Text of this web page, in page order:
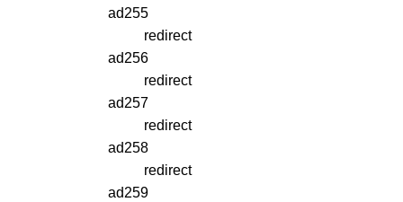
ad255
redirect
ad256
redirect
ad257
redirect
ad258
redirect
ad259